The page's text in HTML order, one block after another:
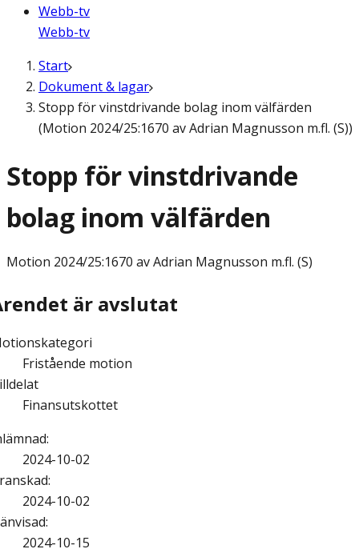
Webb-tv
Webb-tv
Start
Dokument & lagar
Stopp för vinstdrivande bolag inom välfärden
(Motion 2024/25:1670 av Adrian Magnusson m.fl. (S))
Stopp för vinstdrivande
bolag inom välfärden
Motion 2024/25:1670 av Adrian Magnusson m.fl. (S)
är avslutat
Fristående motion
Finansutskottet
:
2024-10-02
:
2024-10-02
:
2024-10-15